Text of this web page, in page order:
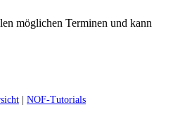
möglichen Terminen und kann
NOF-Tutorials